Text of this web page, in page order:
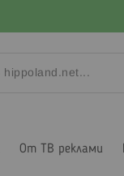
От ТВ реклами